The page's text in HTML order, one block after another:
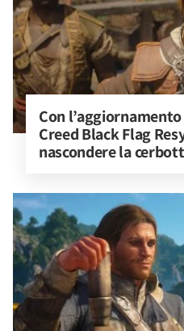
Con l’aggiornamento
Creed Black Flag
nascondere la